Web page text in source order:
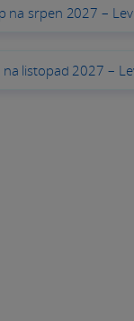
na srpen 2027 – Lev
listopad 2027 –